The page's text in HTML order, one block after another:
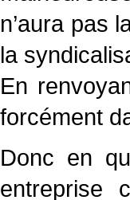
n’aura pas
la
En
forcément
Donc en
entreprise